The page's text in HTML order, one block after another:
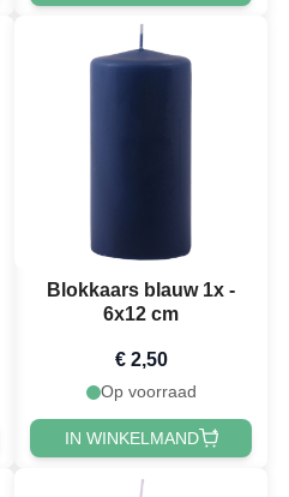
Blokkaars blauw 1x -
6x12 cm
€ 2,50
Op voorraad
IN WINKELMAND